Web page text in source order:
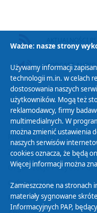
PODCAST AUDIO
Polityka Prywatności
Zasady korzystania z
Organizacje Pożytku
Cyfryzacja DAB+
Polityka ochrony
Ważne: nasze strony
Używamy informacji
technologii m.in. w celach
dostosowania naszych
użytkowników. Mogą też
reklamodawcy, firmy
multimedialnych. W
można zmienić ustawienia
naszych serwisów
cookies oznacza, że będą
Więcej informacji można
Zamieszczone na
materiały sygnowane
Informacyjnych PAP,